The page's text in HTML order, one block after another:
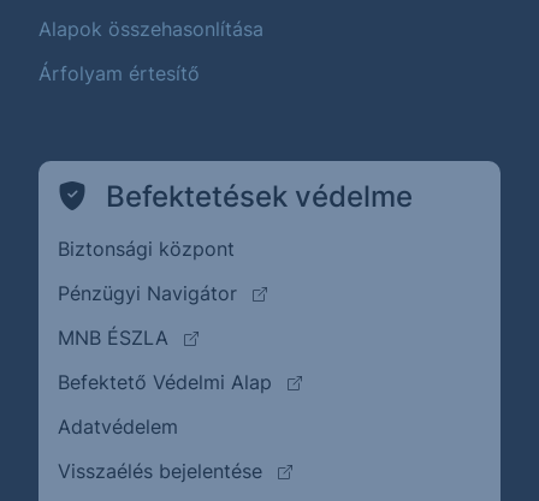
Alapok összehasonlítása
Árfolyam értesítő
Befektetések védelme
Biztonsági központ
Pénzügyi Navigátor
(külső oldalra ugrik)
MNB ÉSZLA
(külső oldalra ugrik)
Befektető Védelmi Alap
(külső oldalra ugrik)
Adatvédelem
Visszaélés bejelentése
(külső oldalra ugrik)